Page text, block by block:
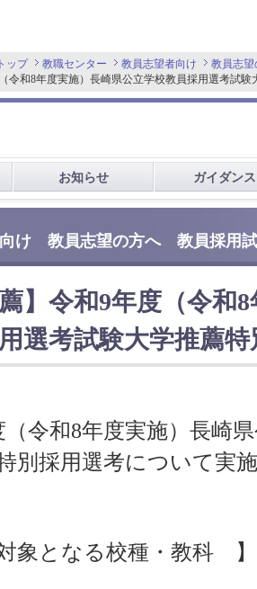
ップ 教職センター 教員志望者向け
教員志望
令和8年度実施）長崎県公立学校教員採用選考試
お知らせ ガイダンス
け 教員志望の方へ 教員採用
薦】令和9年度（令和
選考試験大学推薦
（令和8年度実施）長崎
別採用選考について実
象となる校種・教科 】